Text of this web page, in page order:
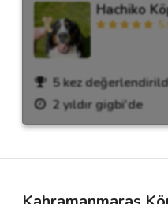
Hachiko
5 kez
2 yıldır gigbi'de